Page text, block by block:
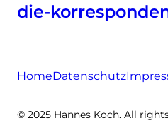
die-
HomeDatenschutz
© 2025 Hannes Koch. All